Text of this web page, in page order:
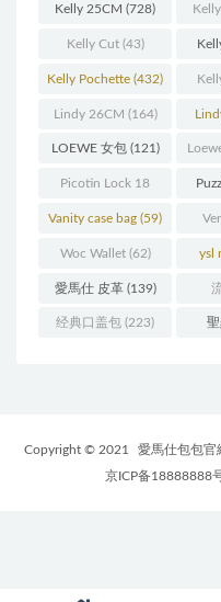
Kelly 25CM (728)
Kelly Cut(43)
Kelly Pochette (432)
Lindy 26CM (164)
LOEWE 女包(121)
Picotin Lock 18
(202)
Vanity case bag (59)
Woc Wallet(62) ysl
愛馬仕 皮革(139)
经典口盖包 (223)
Copyright © 2021 愛馬仕包包官
京ICP备18888888